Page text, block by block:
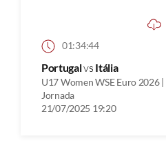
01:34:44
Portugalvs Itália
U17 Women WSE Euro 2026 |
Jornada
21/07/2025 19:20